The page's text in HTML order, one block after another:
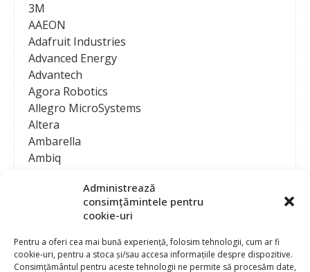
Administrează
consimțămintele pentru
cookie-uri
Pentru a oferi cea mai bună experiență, folosim tehnologii, cum ar fi
cookie-uri, pentru a stoca și/sau accesa informațiile despre dispozitive.
Consimțământul pentru aceste tehnologii ne permite să procesăm date,
3M
AAEON
Adafruit Industries
Advanced Energy
Advantech
Agora Robotics
Allegro MicroSystems
Altera
Ambarella
Ambiq
Analog Devices
Anritsu Corporation
Ansys
APS